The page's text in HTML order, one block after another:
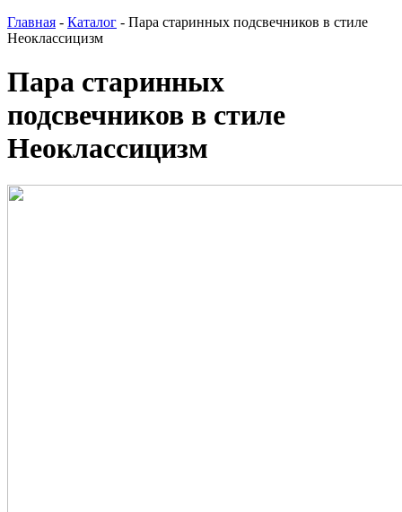
Главная - Каталог - Пара старинных подсвечников в стиле
Неоклассицизм
Пара старинных
подсвечников в стиле
Неоклассицизм